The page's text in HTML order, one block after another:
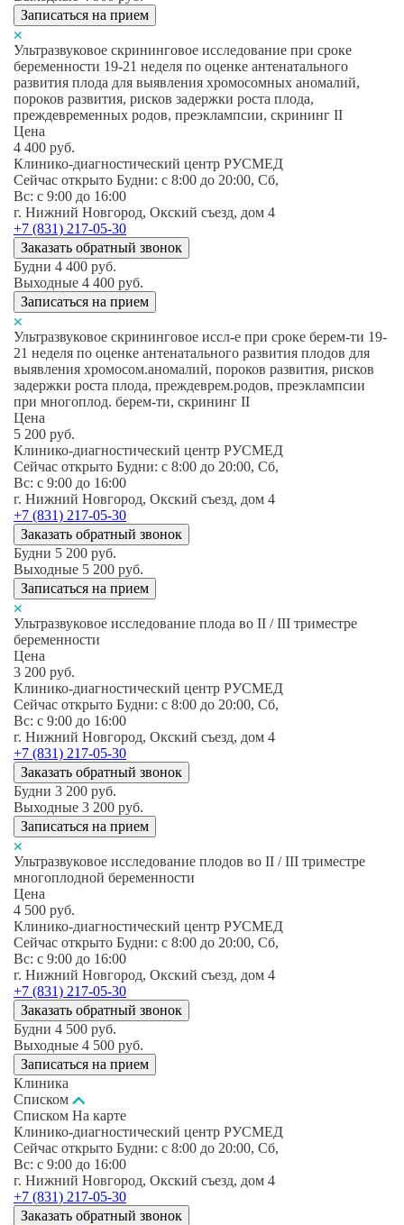
Записаться на прием
Ультразвуковое скрининговое исследование при сроке
беременности 19-21 неделя по оценке антенатального
развития плода для выявления хромосомных аномалий,
пороков развития, рисков задержки роста плода,
преждевременных родов, преэклампсии, скрининг II
Цена
4 400 руб.
Клинико-диагностический центр РУСМЕД
Сейчас открыто Будни: c 8:00 до 20:00, Сб,
Вс: c 9:00 до 16:00
г. Нижний Новгород, Окский съезд, дом 4
+7 (831) 217-05-30
Заказать обратный звонок
Будни 4 400 руб.
Выходные 4 400 руб.
Записаться на прием
Ультразвуковое скрининговое иссл-е при сроке берем-ти 19-
21 неделя по оценке антенатального развития плодов для
выявления хромосом.аномалий, пороков развития, рисков
задержки роста плода, преждеврем.родов, преэклампсии
при многоплод. берем-ти, скрининг II
Цена
5 200 руб.
Клинико-диагностический центр РУСМЕД
Сейчас открыто Будни: c 8:00 до 20:00, Сб,
Вс: c 9:00 до 16:00
г. Нижний Новгород, Окский съезд, дом 4
+7 (831) 217-05-30
Заказать обратный звонок
Будни 5 200 руб.
Выходные 5 200 руб.
Записаться на прием
Ультразвуковое исследование плода во II / III триместре
беременности
Цена
3 200 руб.
Клинико-диагностический центр РУСМЕД
Сейчас открыто Будни: c 8:00 до 20:00, Сб,
Вс: c 9:00 до 16:00
г. Нижний Новгород, Окский съезд, дом 4
+7 (831) 217-05-30
Заказать обратный звонок
Будни 3 200 руб.
Выходные 3 200 руб.
Записаться на прием
Ультразвуковое исследование плодов во II / III триместре
многоплодной беременности
Цена
4 500 руб.
Клинико-диагностический центр РУСМЕД
Сейчас открыто Будни: c 8:00 до 20:00, Сб,
Вс: c 9:00 до 16:00
г. Нижний Новгород, Окский съезд, дом 4
+7 (831) 217-05-30
Заказать обратный звонок
Будни 4 500 руб.
Выходные 4 500 руб.
Записаться на прием
Клиника
Списком
Списком На карте
Клинико-диагностический центр РУСМЕД
Сейчас открыто Будни: c 8:00 до 20:00, Сб,
Вс: c 9:00 до 16:00
г. Нижний Новгород, Окский съезд, дом 4
+7 (831) 217-05-30
Заказать обратный звонок